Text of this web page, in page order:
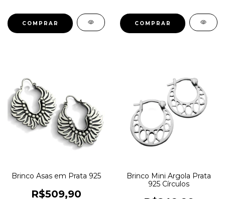
Brinco Asas em Prata 925
R$509,90
Brinco Mini Argola Prata
925 Círculos